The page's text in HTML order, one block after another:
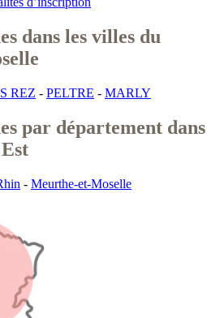
dans les villes du
REZ - PELTRE - MARLY
par département dans
- Meurthe-et-Moselle